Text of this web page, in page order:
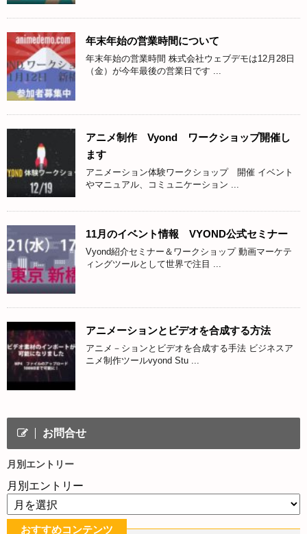
年末年始の営業時間について
年末年始の営業時間 株式会社ウェブデモは12月28日
（金）が今年最後の営業日です ...
アニメ制作 Vyond ワークショップ開催し
ます
アニメーション体験ワークショップ 開催 イベント
やマニュアル、コミュニケーション ...
11月のイベント情報 VYOND公式セミナー
Vyond紹介セミナー＆ワークショップ 動画マーケテ
ィングツールとして世界で注目 ...
アニメーションとビデオを合成する方法
アニメ－ションとビデオを合成する手法 ビジネスア
ニメ制作ツールvyond Stu ...
お問合せ
月別エントリー
月別エントリー
おすすめコンテンツ